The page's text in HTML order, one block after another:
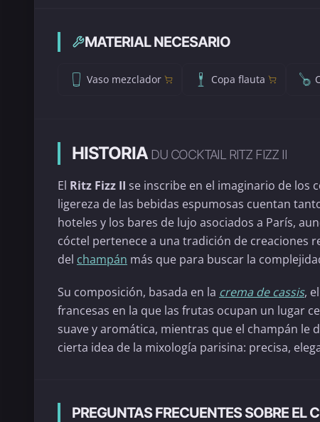
MATERIAL NECESARIO
Vaso mezclador Copa flauta
HISTORIADU COCKTAIL RITZ FIZZ II
El Ritz Fizz II se inscribe en el imaginario de los
ligereza de las bebidas espumosas cuentan
hoteles y los bares de lujo asociados a París,
cóctel pertenece a una tradición de creaciones
del champán más que para buscar la
Su composición, basada en la crema de cassis, el
francesas en la que las frutas ocupan un lugar
suave y aromática, mientras que el champán le
cierta idea de la mixología parisina: precisa,
PREGUNTAS FRECUENTES SOBRE EL